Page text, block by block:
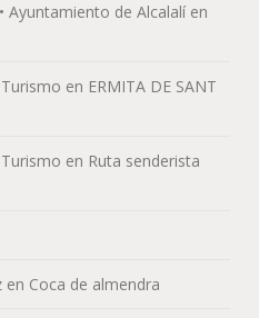
Ayuntamiento de Alcalalí en
en ERMITA DE SANT
en Ruta senderista
en Coca de almendra